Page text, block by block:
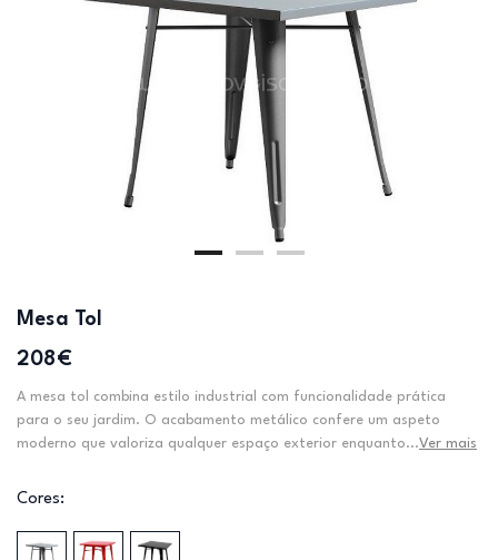
Mesa Tol
208€
A mesa tol combina estilo industrial com funcionalidade prática
para o seu jardim. O acabamento metálico confere um aspeto
moderno que valoriza qualquer espaço exterior enquanto...Ver mais
Cores: